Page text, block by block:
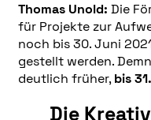
Thomas Unold: Die
für Projekte zur
noch bis 30. Juni
gestellt werden.
deutlich früher, bis
Die